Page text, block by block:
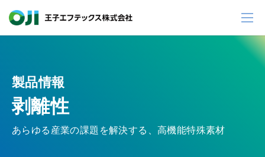
製品情報
剥離性
あらゆる産業の課題を解決する、高機能特殊素材